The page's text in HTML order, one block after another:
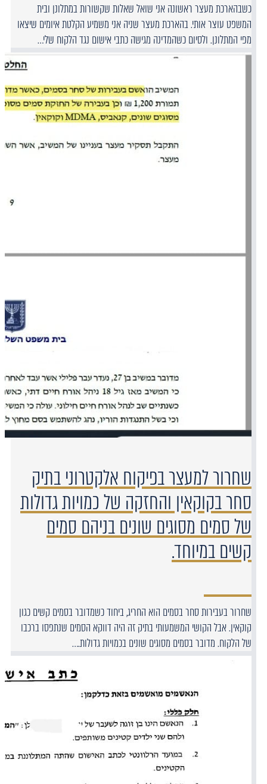
כשבהארכת מעצר ראשונה אני שואל שאלות שקשורות במתלונן ובית
המשפט עוצר אותי. בהארכת מעצר שניה אני משמיע הקלטת איומים שיצאו
מפי המתלונן. ולסיום כשהמדינה מגישה כתבי אישום נגד הלקוח שלי…
שחרור למעצר בפיקוח אלקטרוני בתיק
סחר בקוקאין והחזקה של כמויות גדולות
של סמים מסוגים שונים בניהם סמים
קשים במיוחד.
שחרור בעבירות סחר בסמים הוא החריג, ביחוד כשמדובר בסמים קשים כגון
קוקאין. אבל הקושי המשמעותי בתיק זה היה דווקא הסמים שנתפסו ברכבו
של הלקוח. מדובר בסמים מסוגים שונים בכמויות גדולות.…